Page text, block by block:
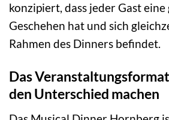
konzipiert, dass jeder Gast
Geschehen hat und sich
Rahmen des Dinners befindet.
Das
den Unterschied machen